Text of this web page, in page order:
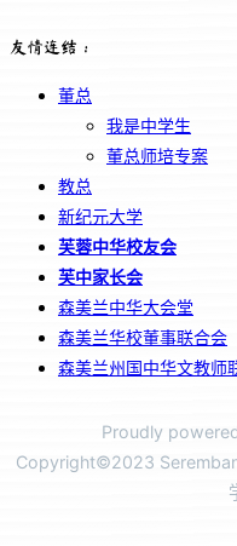
友情连结：
董总
我是中学生
董总师培专案
教总
新纪元大学
芙蓉中华校友会
芙中家长会
森美兰中华大会堂
森美兰华校董事联合会
森美兰州国中华文教师
Proudly
Copyright©2023